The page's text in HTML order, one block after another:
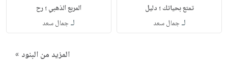
تمتع بحياتك ؛ دليل
لـجمال سعد
المربع الذهبي ؛ رح
لـجمال سعد
المزيد من البنود »